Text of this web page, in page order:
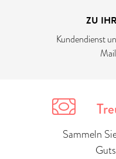
ZU
Kundendienst
Sammeln